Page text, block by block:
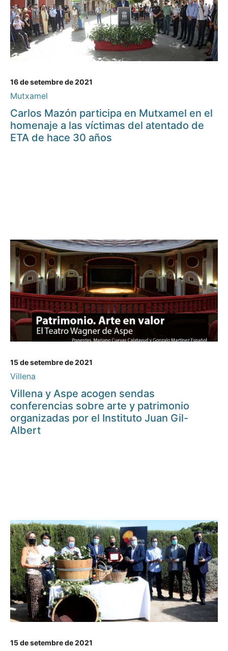
16 de setembre de 2021
Mutxamel
Carlos Mazón participa en Mutxamel en el
homenaje a las víctimas del atentado de
ETA de hace 30 años
15 de setembre de 2021
Villena
Villena y Aspe acogen sendas
conferencias sobre arte y patrimonio
organizadas por el Instituto Juan Gil-
Albert
15 de setembre de 2021